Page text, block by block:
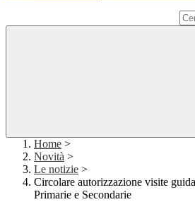
Home >
Novità >
Le notizie >
Circolare autorizzazione visite
Primarie e Secondarie